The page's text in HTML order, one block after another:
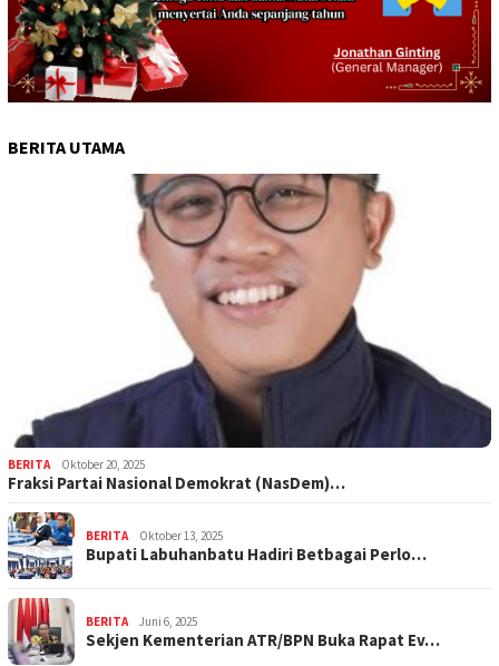
BERITA UTAMA
BERITA Oktober 20, 2025
Fraksi Partai Nasional Demokrat (NasDem)…
BERITA Oktober 13, 2025
Bupati Labuhanbatu Hadiri Betbagai Perlo…
BERITA Juni 6, 2025
Sekjen Kementerian ATR/BPN Buka Rapat Ev…